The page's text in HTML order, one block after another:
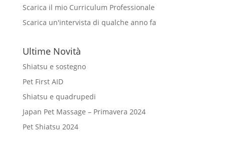
Scarica il mio Curriculum Professionale
Scarica un'intervista di qualche anno fa
Ultime Novità
Shiatsu e sostegno
Pet First AID
Shiatsu e quadrupedi
Japan Pet Massage – Primavera 2024
Pet Shiatsu 2024